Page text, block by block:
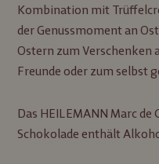
Kombination mit
der Genussmoment an
Ostern zum Verschenken
Freunde oder zum selbst
Das HEILEMANN Marc
Schokolade enthält